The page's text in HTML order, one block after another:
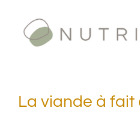
contenu
La viande à fait